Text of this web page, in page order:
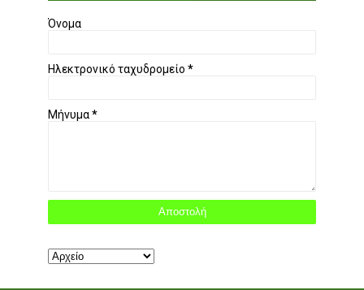
Όνομα
Ηλεκτρονικό ταχυδρομείο *
Μήνυμα*